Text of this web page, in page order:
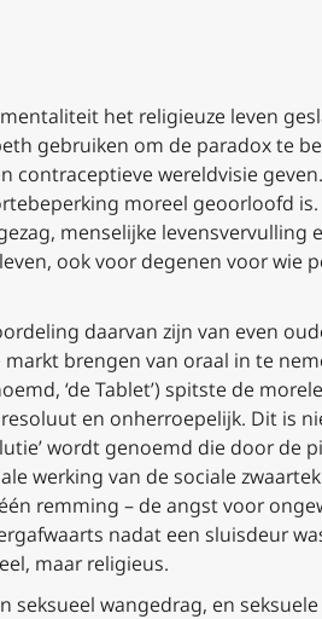
het religieuze leven
gebruiken om de paradox te
contraceptieve wereldvisie
moreel geoorloofd
menselijke levensvervulling
ook voor degenen voor wie
daarvan zijn van even
brengen van oraal in te
‘de Tablet’) spitste de
en onherroepelijk. Dit is
wordt genoemd die door de
werking van de sociale
remming – de angst voor
nadat een sluisdeur
maar religieus.
wangedrag, en